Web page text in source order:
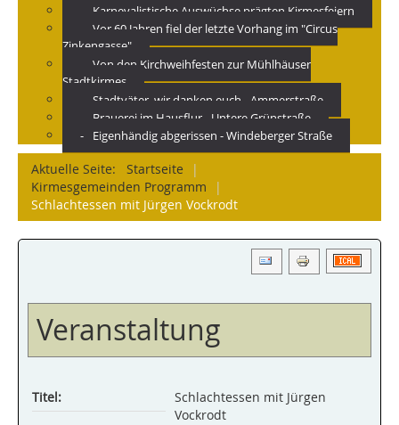
Karnevalistische Auswüchse prägten Kirmesfeiern
Vor 60 Jahren fiel der letzte Vorhang im "Circus
Zinkengasse"
Von den Kirchweihfesten zur Mühlhäuser
Stadtkirmes
Stadtväter, wir danken euch - Ammerstraße
Brauerei im Hausflur - Untere Grünstraße
Eigenhändig abgerissen - Windeberger Straße
Aktuelle Seite: Startseite
|
Kirmesgemeinden Programm
|
Schlachtessen mit Jürgen Vockrodt
Veranstaltung
Titel:
Schlachtessen mit Jürgen
Vockrodt